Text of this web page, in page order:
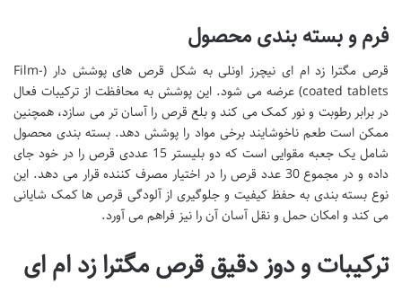
فرم و بسته بندی محصول
قرص مگترا زد ام ای نیچرز اونلی به شکل قرص های پوشش دار (Film-
coated tablets) عرضه می شود. این پوشش به محافظت از ترکیبات فعال
در برابر رطوبت و نور کمک می کند و بلع قرص را آسان تر می سازد، همچنین
ممکن است طعم ناخوشایند برخی مواد را پوشش دهد. بسته بندی محصول
شامل یک جعبه مقوایی است که دو بلیستر 15 عددی قرص را در خود جای
داده و در مجموع 30 عدد قرص را در اختیار مصرف کننده قرار می دهد. این
نوع بسته بندی به حفظ کیفیت و جلوگیری از آلودگی قرص ها کمک شایانی
می کند و امکان حمل و نقل آسان آن را نیز فراهم می آورد.
ترکیبات و دوز دقیق قرص مگترا زد ام ای